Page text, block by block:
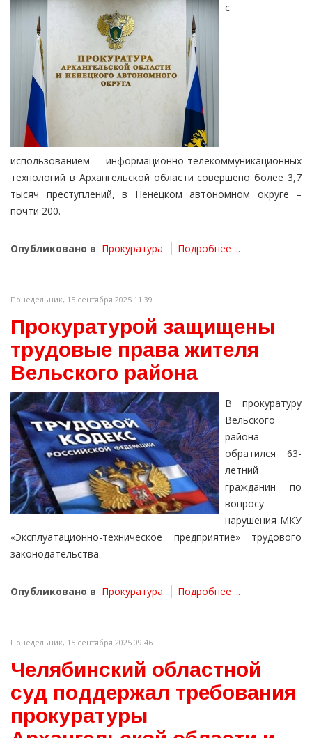
с
использованием информационно-телекоммуникационных
технологий в Архангельской области совершено более 3,7
тысяч преступлений, в Ненецком автономном округе –
почти 200.
Опубликовано в Прокуратура Подробнее ...
Понедельник, 15 сентября 2025 11:39
Прокуратурой защищены
трудовые права жителя
Вельского района
В прокуратуру
Вельского
района
обратился 63-
летний
гражданин по
вопросу
нарушения МКУ
«Эксплуатационно-техническое предприятие» трудового
законодательства.
Опубликовано в Прокуратура Подробнее ...
Понедельник, 15 сентября 2025 09:46
Челябинский областной
суд поддержал требования
прокуратуры